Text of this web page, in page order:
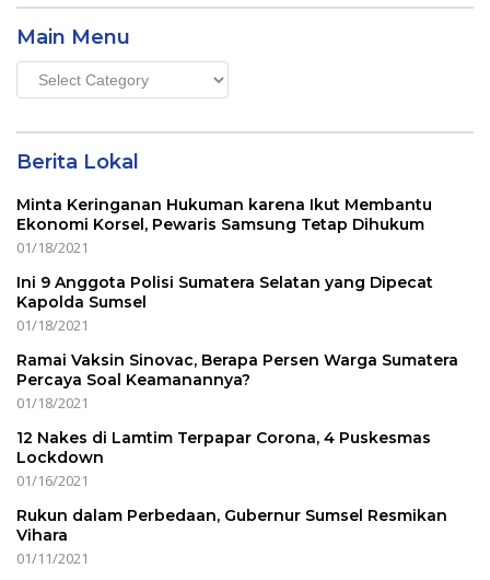
Main Menu
Main
Menu
Berita Lokal
Minta Keringanan Hukuman karena Ikut Membantu
Ekonomi Korsel, Pewaris Samsung Tetap Dihukum
01/18/2021
Ini 9 Anggota Polisi Sumatera Selatan yang Dipecat
Kapolda Sumsel
01/18/2021
Ramai Vaksin Sinovac, Berapa Persen Warga Sumatera
Percaya Soal Keamanannya?
01/18/2021
12 Nakes di Lamtim Terpapar Corona, 4 Puskesmas
Lockdown
01/16/2021
Rukun dalam Perbedaan, Gubernur Sumsel Resmikan
Vihara
01/11/2021